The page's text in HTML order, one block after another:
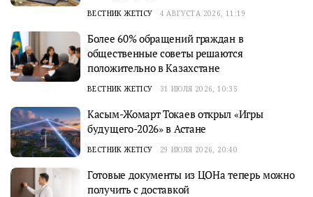
ВЕСТНИК ЖЕТІСУ 4 АВГУСТА 2026, 11:19
Более 60% обращений граждан в
общественные советы решаются
положительно в Казахстане
ВЕСТНИК ЖЕТІСУ 31 ИЮЛЯ 2026, 10:35
Касым-Жомарт Токаев открыл «Игры
будущего-2026» в Астане
ВЕСТНИК ЖЕТІСУ 29 ИЮЛЯ 2026, 20:40
Готовые документы из ЦОНа теперь можно
получить с доставкой